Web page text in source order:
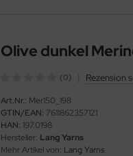
Olive dunkel
(0) Rezension
Art.Nr.: Mer150_198
GTIN/EAN: 7611862357121
HAN: 197.0198
Hersteller: Lang Yarns
Mehr Artikel von: Lang Yarns